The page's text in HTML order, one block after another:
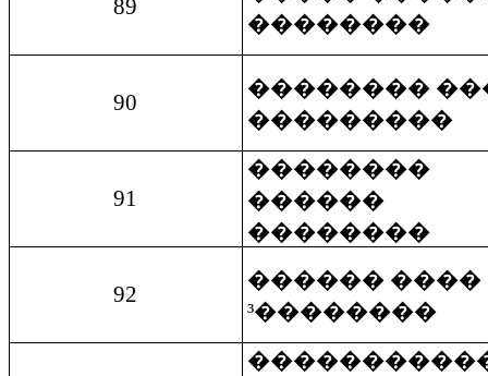
89
��������
90
��������
���������
91
��������
������
��������
92
������ ����
³��������